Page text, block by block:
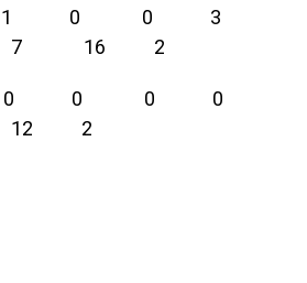
0 1 0 0 3
16 2
0 0 0 0
2